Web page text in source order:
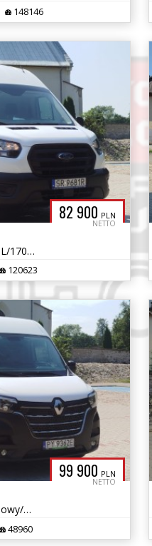
148146
82 900 PLN
NETTO
1 rej.2023/L4H3/MAX/Salon PL/170KM/Bezwypadkowy/Kamera/Gwarancja
120623
99 900 PLN
NETTO
Rej.2024/Brygadówka/7 osobowy/Kamera/Salon PL/180 KM/Gwarancja prod
48960